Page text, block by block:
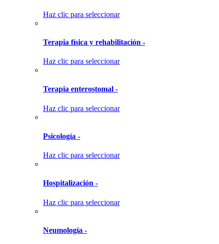
Haz clic para seleccionar
Terapia física y rehabilitación -
Haz clic para seleccionar
Terapia enterostomal -
Haz clic para seleccionar
Psicología -
Haz clic para seleccionar
Hospitalización -
Haz clic para seleccionar
Neumología -